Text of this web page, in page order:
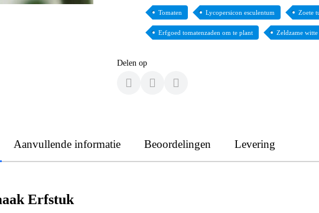
Tomaten Lycopersicon esculentum Zoete
Erfgoed tomatenzaden om te plant Zeldzame witte
Delen op
Aanvullende informatie Beoordelingen Levering
Erfstuk